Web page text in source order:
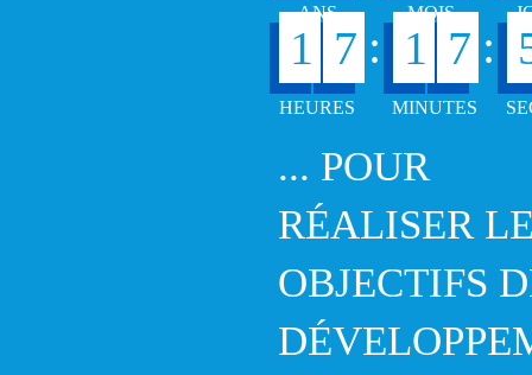
1 7 : 1 7 :
... POUR
RÉALISER
OBJECTIFS